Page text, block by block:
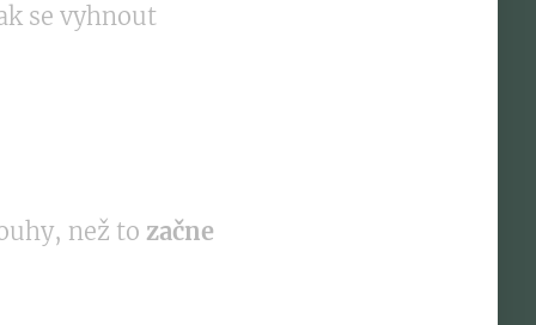
se vyhnout
než to začne